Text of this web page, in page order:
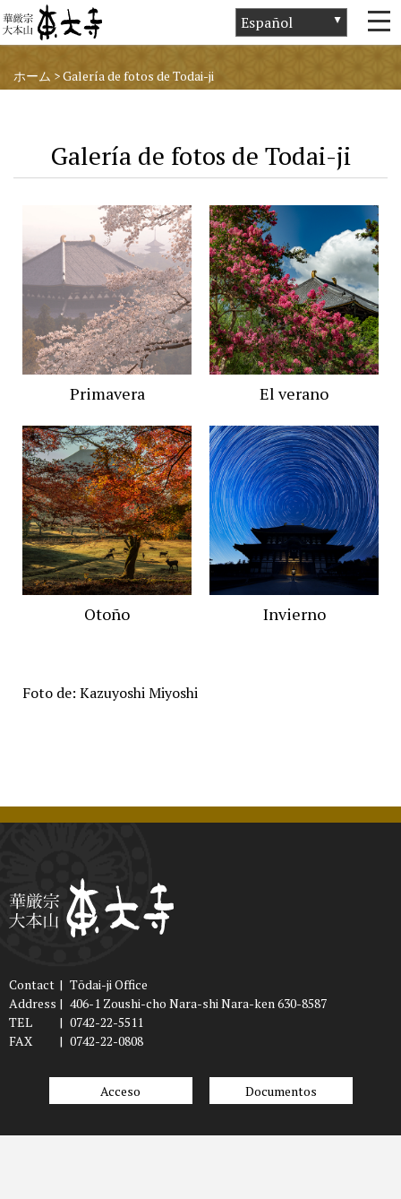
ホーム >Galería de fotos de Todai-ji
Galería de fotos de Todai-ji
Primavera El verano
Otoño Invierno
Foto de: Kazuyoshi Miyoshi
Contact | Tōdai-ji Office
Address | 406-1 Zoushi-cho Nara-shi Nara-ken 630-8587
TEL
| 0742-22-5511
FAX
| 0742-22-0808
Acceso Documentos